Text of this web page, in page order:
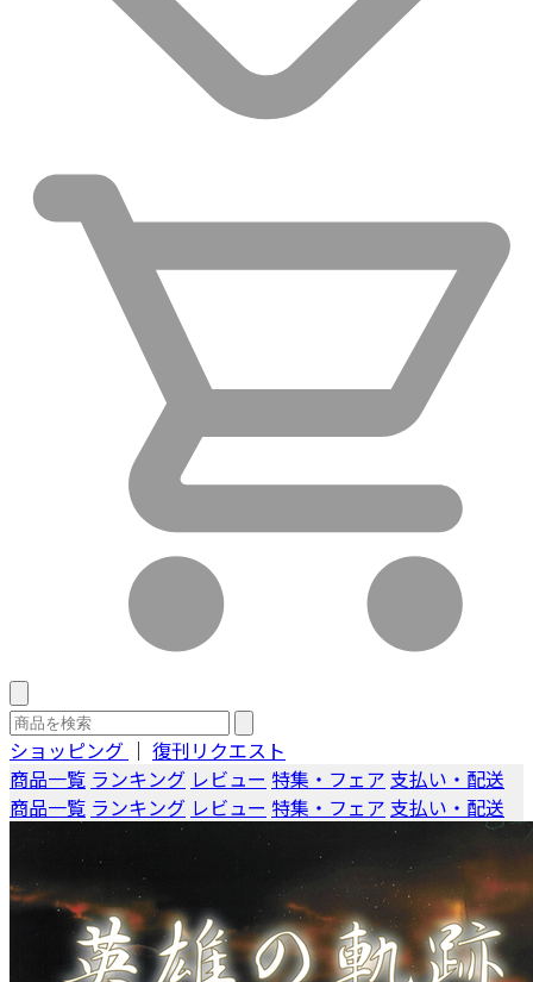
ショッピング ｜ 復刊リクエスト
商品一覧 ランキング レビュー 特集・フェア 支払い・配送
商品一覧 ランキング レビュー 特集・フェア 支払い・配送